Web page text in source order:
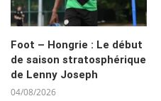
Foot – Hongrie : Le début
de saison stratosphérique
de Lenny Joseph
04/08/2026